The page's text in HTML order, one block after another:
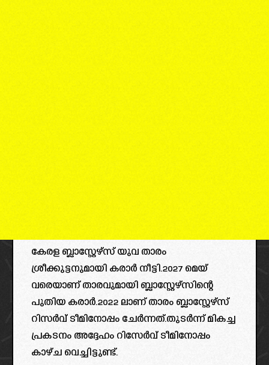
കേരള ബ്ലാസ്റ്റേഴ്‌സ് യുവ താരം
ശ്രീക്കുട്ടനുമായി കരാർ നീട്ടി.2027 മെയ്‌
വരെയാണ് താരവുമായി ബ്ലാസ്റ്റേഴ്‌സിന്റെ
പുതിയ കരാർ.2022 ലാണ് താരം ബ്ലാസ്റ്റേഴ്‌സ്
റിസർവ് ടീമിനോപ്പം ചേർന്നത്.തുടർന്ന് മികച്ച
പ്രകടനം അദ്ദേഹം റിസേർവ് ടീമിനോപ്പം
കാഴ്ച വെച്ചിട്ടുണ്ട്.